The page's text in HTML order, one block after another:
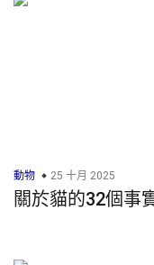
動物 25 十月 2025
關於貓的32個事